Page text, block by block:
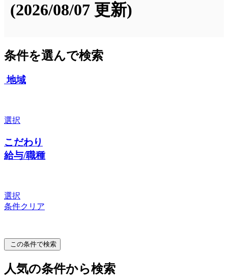
(2026/08/07 更新)
条件を選んで検索
地域
選択
こだわり
給与/職種
選択
条件クリア
この条件で検索
人気の条件から検索